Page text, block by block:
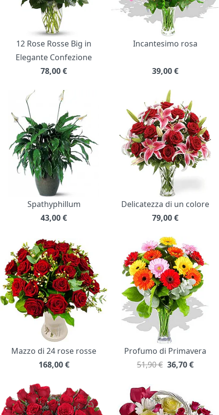
12 Rose Rosse Big in
Elegante Confezione
78,00€
Incantesimo rosa
39,00€
Spathyphillum
43,00€
Delicatezza di un colore
79,00€
Mazzo di 24 rose rosse
168,00 €
Profumo di Primavera
51,90 € 36,70€